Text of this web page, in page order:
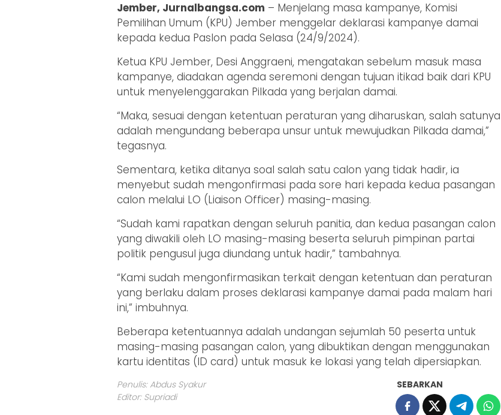
Jember, Jurnalbangsa.com – Menjelang masa kampanye, Komisi
Pemilihan Umum (KPU) Jember menggelar deklarasi kampanye damai
kepada kedua Paslon pada Selasa (24/9/2024).
Ketua KPU Jember, Desi Anggraeni, mengatakan sebelum masuk masa
kampanye, diadakan agenda seremoni dengan tujuan itikad baik dari KPU
untuk menyelenggarakan Pilkada yang berjalan damai.
“Maka, sesuai dengan ketentuan peraturan yang diharuskan, salah satunya
adalah mengundang beberapa unsur untuk mewujudkan Pilkada damai,”
tegasnya.
Sementara, ketika ditanya soal salah satu calon yang tidak hadir, ia
menyebut sudah mengonfirmasi pada sore hari kepada kedua pasangan
calon melalui LO (Liaison Officer) masing-masing.
“Sudah kami rapatkan dengan seluruh panitia, dan kedua pasangan calon
yang diwakili oleh LO masing-masing beserta seluruh pimpinan partai
politik pengusul juga diundang untuk hadir,” tambahnya.
“Kami sudah mengonfirmasikan terkait dengan ketentuan dan peraturan
yang berlaku dalam proses deklarasi kampanye damai pada malam hari
ini,” imbuhnya.
Beberapa ketentuannya adalah undangan sejumlah 50 peserta untuk
masing-masing pasangan calon, yang dibuktikan dengan menggunakan
kartu identitas (ID card) untuk masuk ke lokasi yang telah dipersiapkan.
Penulis: Abdus Syakur
Editor: Supriadi
SEBARKAN